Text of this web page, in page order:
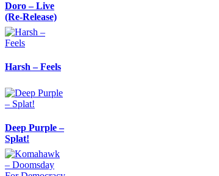
Doro – Live
(Re-Release)
Harsh – Feels
Deep Purple –
Splat!